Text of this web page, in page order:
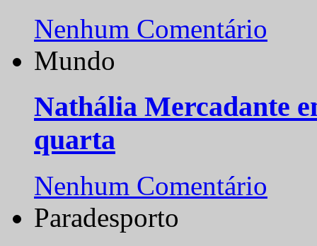
Nenhum Comentário
Mundo
Nathália Mercadante
quarta
Nenhum Comentário
Paradesporto